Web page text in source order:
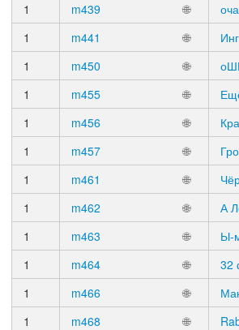
1
m439 🌐
1
m441 🌐
1
m450 🌐
1
m455 🌐
1
m456 🌐
1
m457 🌐
1
m461 🌐
1
m462 🌐
А
1
m463 🌐
Ы-
1
m464 🌐
32
1
m466 🌐
1
m468 🌐